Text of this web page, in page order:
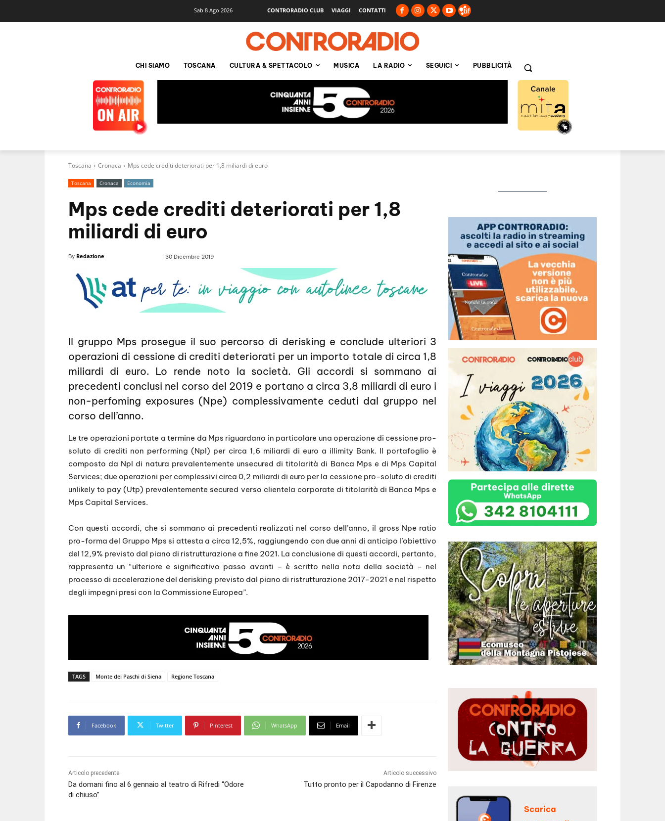
Sab 8 Ago 2026 CONTRORADIO CLUB VIAGGI CONTATTI
CHI SIAMO TOSCANA CULTURA & SPETTACOLO MUSICA LA RADIO SEGUICI PUBBLICITÀ
Toscana Cronaca Mps cede crediti deteriorati per 1,8 miliardi di euro
Toscana Cronaca Economia
Mps cede crediti deteriorati per 1,8
miliardi di euro
By Redazione 30 Dicembre 2019
Il gruppo Mps prosegue il suo percorso di derisking e conclude ulteriori 3
operazioni di cessione di crediti deteriorati per un importo totale di circa 1,8
miliardi di euro. Lo rende noto la società. Gli accordi si sommano ai
precedenti conclusi nel corso del 2019 e portano a circa 3,8 miliardi di euro i
non-perfoming exposures (Npe) complessivamente ceduti dal gruppo nel
corso dell’anno.
Le tre operazioni portate a termine da Mps riguardano in particolare una operazione di cessione pro-
soluto di crediti non performing (Npl) per circa 1,6 miliardi di euro a illimity Bank. Il portafoglio è
composto da Npl di natura prevalentemente unsecured di titolarità di Banca Mps e di Mps Capital
Services; due operazioni per complessivi circa 0,2 miliardi di euro per la cessione pro-soluto di crediti
unlikely to pay (Utp) prevalentemente secured verso clientela corporate di titolarità di Banca Mps e
Mps Capital Services.
Con questi accordi, che si sommano ai precedenti realizzati nel corso dell’anno, il gross Npe ratio
pro-forma del Gruppo Mps si attesta a circa 12,5%, raggiungendo con due anni di anticipo l’obiettivo
del 12,9% previsto dal piano di ristrutturazione a fine 2021. La conclusione di questi accordi, pertanto,
rappresenta un “ulteriore e significativo passo avanti – è scritto nella nota della società – nel
processo di accelerazione del derisking previsto dal piano di ristrutturazione 2017-2021 e nel rispetto
degli impegni presi con la Commissione Europea”.
TAGS Monte dei Paschi di Siena Regione Toscana
Facebook Twitter Pinterest WhatsApp Email
Articolo precedente
Da domani fino al 6 gennaio al teatro di Rifredi “Odore
di chiuso”
Articolo successivo
Tutto pronto per il Capodanno di Firenze
Scarica